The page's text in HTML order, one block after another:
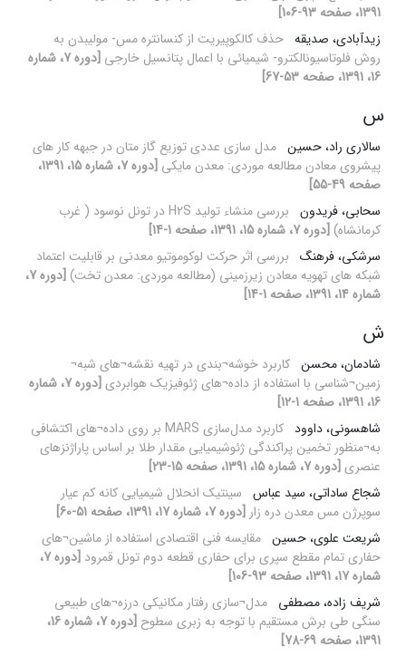
1391، صفحه 93-106]
زیدآبادی، صدیقه حذف کالکوپیریت از کنسانتره مس- مولیبدن به
روش فلوتاسیونالکترو- شیمیائی با اعمال پتانسیل خارجی
[دوره 7، شماره
16، 1391، صفحه 53-67]
س
سالاری راد، حسین مدل سازی عددی توزیع گاز متان در جبهه کار های
پیشروی معادن مطالعه موردی: معدن مایکی
[دوره 7، شماره 15، 1391،
صفحه 49-55]
سحابی، فریدون
بررسی منشاء تولید H2S در تونل نوسود ( غرب
کرمانشاه) [دوره 7، شماره 15، 1391، صفحه 1-14]
سرشکی، فرهنگ بررسی اثر حرکت لوکوموتیو معدنی بر قابلیت اعتماد
شبکه های تهویه معادن زیرزمینی (مطالعه موردی: معدن تخت)
[دوره 7،
شماره 14، 1391، صفحه 1-14]
ش
شادمان، محسن کاربرد خوشه¬بندی در تهیه نقشه¬های شبه¬
زمین¬شناسی با استفاده از داده¬های ژئوفیزیک هوابردی
[دوره 7، شماره
16، 1391، صفحه 1-12]
شاهسونی، داوود
کاربرد مدل‌سازی MARS بر روی داده¬های اکتشافی
به¬منظور تخمین پراکندگی ژئوشیمیایی مقدار طلا بر اساس پاراژنزهای
عنصری [دوره 7، شماره 15، 1391، صفحه 15-23]
شجاع ساداتی، سید عباس سینتیک انحلال شیمیایی کانه کم عیار
سوپرژن مس معدن دره زار [دوره 7، شماره 17، 1391، صفحه 51-60]
شریعت علوی، حسین مقایسه فنی اقتصادی استفاده از ماشین¬های
حفاری تمام مقطع سپری برای حفاری قطعه دوم تونل قمرود
[دوره 7،
شماره 17، 1391، صفحه 93-106]
شریف زاده، مصطفی مدل¬سازی رفتار مکانیکی درزه¬های طبیعی
سنگی طی برش مستقیم با توجه به زبری سطوح
[دوره 7، شماره 16،
1391، صفحه 69-78]